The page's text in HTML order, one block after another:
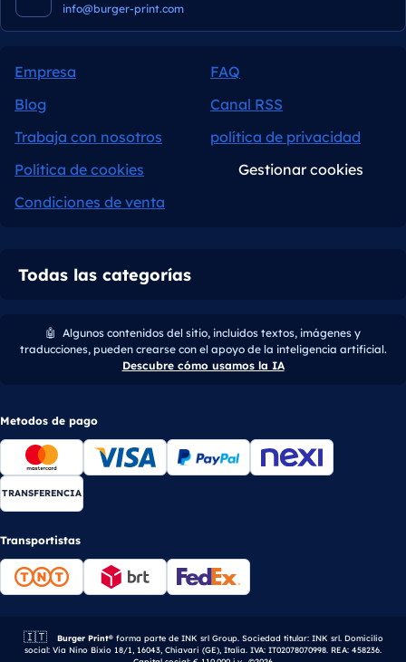
info@burger-print.com
Empresa
FAQ
Blog
Canal RSS
Trabaja con nosotros
política de privacidad
Política de cookies
Gestionar cookies
Condiciones de venta
Todas las categorías
🤖 Algunos contenidos del sitio, incluidos textos, imágenes y
traducciones, pueden crearse con el apoyo de la inteligencia artificial.
Descubre cómo usamos la IA
Metodos de pago
TRANSFERENCIA
Transportistas
🇮🇹 Empresa italiana.
Burger Print®forma parte de INK srl Group. Sociedad titular: INK srl. Domicilio
social: Via Nino Bixio 18/1, 16043, Chiavari (GE), Italia. IVA: IT02078070998. REA: 458236.